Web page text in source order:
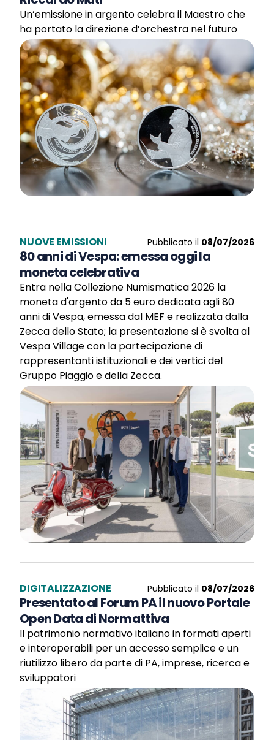
Un’emissione in argento celebra il Maestro che
ha portato la direzione d’orchestra nel futuro
NUOVE EMISSIONI Pubblicato il 08/07/2026
80 anni di Vespa: emessa oggi la
moneta celebrativa
Entra nella Collezione Numismatica 2026 la
moneta d'argento da 5 euro dedicata agli 80
anni di Vespa, emessa dal MEF e realizzata dalla
Zecca dello Stato; la presentazione si è svolta al
Vespa Village con la partecipazione di
rappresentanti istituzionali e dei vertici del
Gruppo Piaggio e della Zecca.
DIGITALIZZAZIONE Pubblicato il 08/07/2026
Presentato al Forum PA il nuovo Portale
Open Data di Normattiva
Il patrimonio normativo italiano in formati aperti
e interoperabili per un accesso semplice e un
riutilizzo libero da parte di PA, imprese, ricerca e
sviluppatori